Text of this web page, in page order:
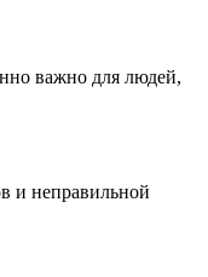
важно для людей,
и неправильной